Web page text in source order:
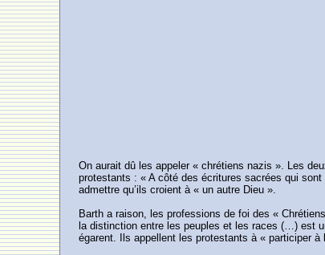
On aurait dû les appeler « chrétiens nazis ». Les
protestants : « A côté des écritures sacrées qui
admettre qu’ils croient à « un autre Dieu ».
Barth a raison, les professions de foi des «
la distinction entre les peuples et les races (…) est
égarent. Ils appellent les protestants à « participer